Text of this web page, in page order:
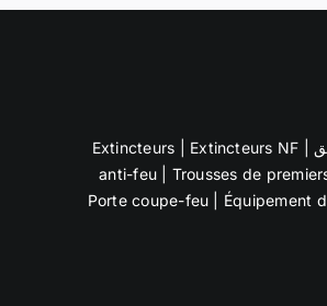
Extincteurs Extincteurs NF
anti-feu | Trousses de
Porte coupe-feu | Équipement